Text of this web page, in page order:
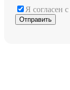
Я согласен с